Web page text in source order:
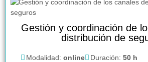
Gestión y coordinación de
distribución de
Modalidad: online Duración: 50 h